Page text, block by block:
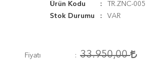
Ürün Kodu
TR.ZNC-005
Stok Durumu
VAR
Fiyatı 33.950,00